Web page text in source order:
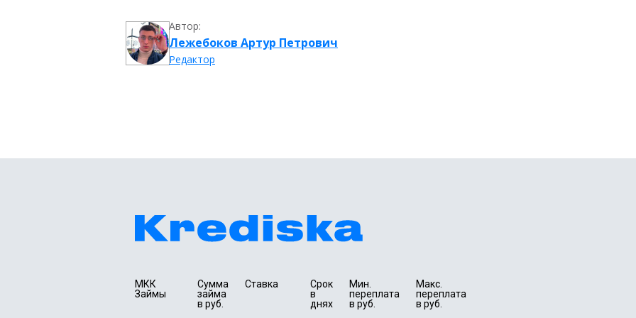
Автор:
Лежебоков Артур Петрович
Редактор
МКК
Займы
Сумма
займа
в руб.
Ставка
Срок
в
днях
Мин.
переплата
в руб.
Макс.
переплата
в руб.